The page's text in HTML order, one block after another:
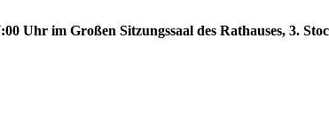
Uhr im Großen Sitzungssaal des Rathauses, 3.